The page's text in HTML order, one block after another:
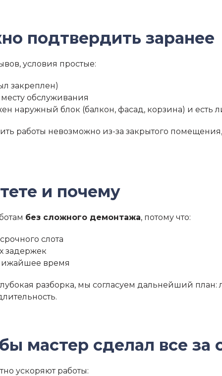
подтвердить заранее
условия простые:
закреплен)
обслуживания
наружный блок (балкон, фасад, корзина) и есть
работы невозможно из-за закрытого
и почему
без сложного демонтажа, потому что:
слота
задержек
время
разборка, мы согласуем дальнейший
мастер сделал все за
ускоряют работы: